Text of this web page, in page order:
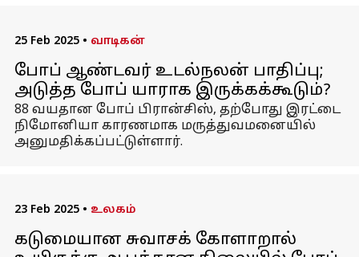
25 Feb 2025 • வாடிகன்
போப் ஆண்டவர் உடல்நலன் பாதிப்பு;
அடுத்த போப் யாராக இருக்கக்கூடும்?
88 வயதான போப் பிரான்சிஸ், தற்போது இரட்டை
நிமோனியா காரணமாக மருத்துவமனையில்
அனுமதிக்கப்பட்டுள்ளார்.
23 Feb 2025 • உலகம்
கடுமையான சுவாசக் கோளாறால்